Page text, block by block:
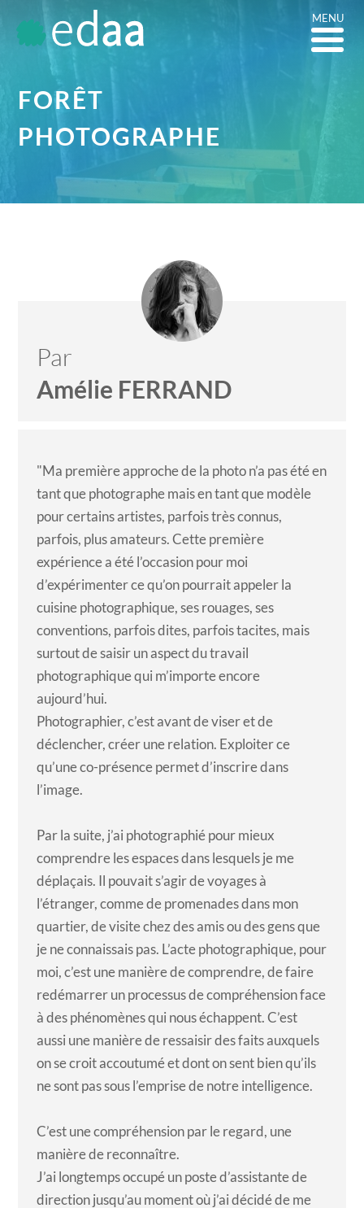
MENU
FORÊT
PHOTOGRAPHE
Par
Amélie FERRAND
"Ma première approche de la photo n’a pas été en
tant que photographe mais en tant que modèle
pour certains artistes, parfois très connus,
parfois, plus amateurs. Cette première
expérience a été l’occasion pour moi
d’expérimenter ce qu’on pourrait appeler la
cuisine photographique, ses rouages, ses
conventions, parfois dites, parfois tacites, mais
surtout de saisir un aspect du travail
photographique qui m’importe encore
aujourd’hui.
Photographier, c’est avant de viser et de
déclencher, créer une relation. Exploiter ce
qu’une co-présence permet d’inscrire dans
l’image.
Par la suite, j’ai photographié pour mieux
comprendre les espaces dans lesquels je me
déplaçais. Il pouvait s’agir de voyages à
l’étranger, comme de promenades dans mon
quartier, de visite chez des amis ou des gens que
je ne connaissais pas. L’acte photographique, pour
moi, c’est une manière de comprendre, de faire
redémarrer un processus de compréhension face
à des phénomènes qui nous échappent. C’est
aussi une manière de ressaisir des faits auxquels
on se croit accoutumé et dont on sent bien qu’ils
ne sont pas sous l’emprise de notre intelligence.
C’est une compréhension par le regard, une
manière de reconnaître.
J’ai longtemps occupé un poste d’assistante de
direction jusqu’au moment où j’ai décidé de me